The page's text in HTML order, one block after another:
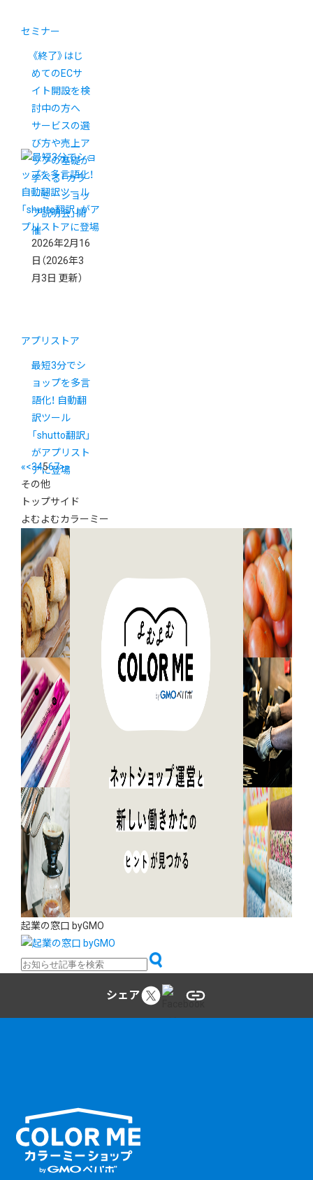
セミナー
《終了》はじ
めてのECサ
イト開設を検
討中の方へ
サービスの選
び方や売上ア
ップの基礎が
学べる「カラ
ーミーショッ
プ説明会」開
催
2026年2月16
日 （2026年3
月3日 更新）
アプリストア
最短3分でシ
ョップを多言
語化！ 自動翻
訳ツール
「shutto翻訳」
がアプリスト
アに登場
«<34567>»
その他
トップサイド
よむよむカラーミー
起業の窓口 byGMO
シェア